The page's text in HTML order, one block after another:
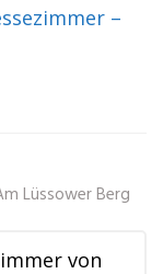
–
Lüssower Berg
von